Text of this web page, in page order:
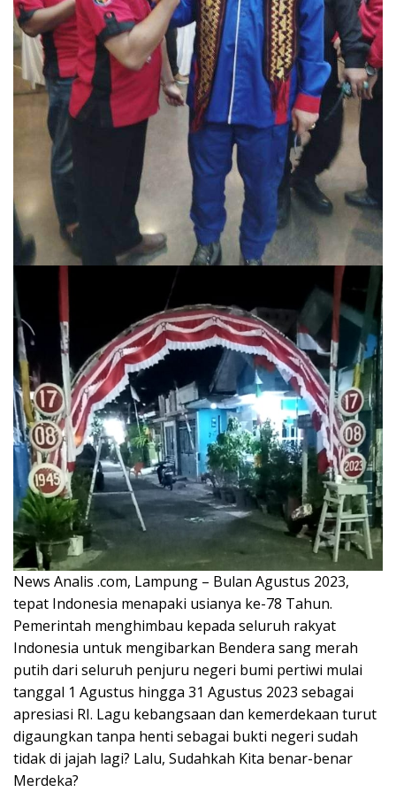
News Analis .com, Lampung – Bulan Agustus 2023,
tepat Indonesia menapaki usianya ke-78 Tahun.
Pemerintah menghimbau kepada seluruh rakyat
Indonesia untuk mengibarkan Bendera sang merah
putih dari seluruh penjuru negeri bumi pertiwi mulai
tanggal 1 Agustus hingga 31 Agustus 2023 sebagai
apresiasi RI. Lagu kebangsaan dan kemerdekaan turut
digaungkan tanpa henti sebagai bukti negeri sudah
tidak di jajah lagi? Lalu, Sudahkah Kita benar-benar
Merdeka?